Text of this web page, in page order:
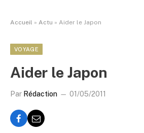
Accueil » Actu » Aider le Japon
VOYAGE
Aider le Japon
Par Rédaction 01/05/2011